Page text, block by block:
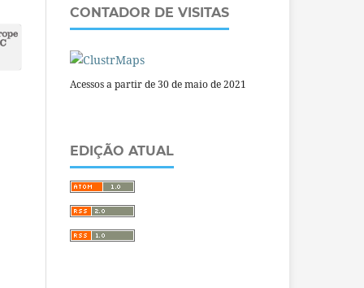
CONTADOR DE VISITAS
Acessos a partir de 30 de maio de 2021
EDIÇÃO ATUAL